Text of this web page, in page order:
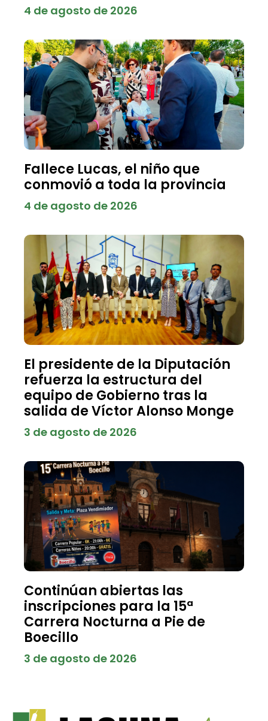
4 de agosto de 2026
Fallece Lucas, el niño que
conmovió a toda la provincia
4 de agosto de 2026
El presidente de la Diputación
refuerza la estructura del
equipo de Gobierno tras la
salida de Víctor Alonso Monge
3 de agosto de 2026
Continúan abiertas las
inscripciones para la 15ª
Carrera Nocturna a Pie de
Boecillo
3 de agosto de 2026